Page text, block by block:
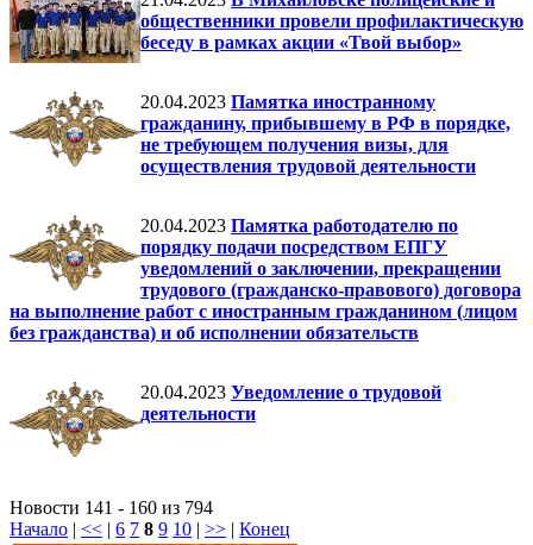
общественники провели профилактическую
беседу в рамках акции «Твой выбор»
20.04.2023 Памятка иностранному
гражданину, прибывшему в РФ в порядке,
не требующем получения визы, для
осуществления трудовой деятельности
20.04.2023 Памятка работодателю по
порядку подачи посредством ЕПГУ
уведомлений о заключении, прекращении
трудового (гражданско-правового) договора
на выполнение работ с иностранным гражданином (лицом
без гражданства) и об исполнении обязательств
20.04.2023 Уведомление о трудовой
деятельности
Новости 141 - 160 из 794
Начало | << | 6 7 8 9 10 | >> | Конец